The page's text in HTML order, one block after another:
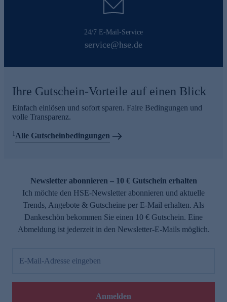
24/7 E-Mail-Service
service@hse.de
Ihre Gutschein-Vorteile auf einen Blick
Einfach einlösen und sofort sparen. Faire Bedingungen und
volle Transparenz.
1Alle Gutscheinbedingungen
Newsletter abonnieren – 10 € Gutschein erhalten
Ich möchte den HSE-Newsletter abonnieren und aktuelle
Trends, Angebote & Gutscheine per E-Mail erhalten. Als
Dankeschön bekommen Sie einen 10 € Gutschein. Eine
Abmeldung ist jederzeit in den Newsletter-E-Mails möglich.
E-Mail-Adresse eingeben
Anmelden